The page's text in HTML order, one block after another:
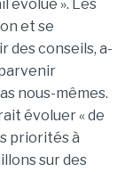
évolue ». Les
et se
conseils, a-
nous-mêmes.
évoluer « de
priorités à
sur des